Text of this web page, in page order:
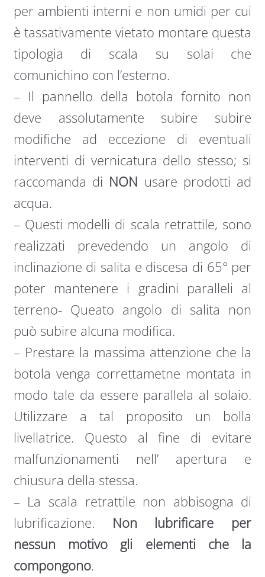
per ambienti interni e non umidi per cui
è tassativamente vietato montare questa
tipologia di scala su solai che
comunichino con l’esterno.
– Il pannello della botola fornito non
deve assolutamente subire subire
modifiche ad eccezione di eventuali
interventi di vernicatura dello stesso; si
raccomanda di NON usare prodotti ad
acqua.
– Questi modelli di scala retrattile, sono
realizzati prevedendo un angolo di
inclinazione di salita e discesa di 65° per
poter mantenere i gradini paralleli al
terreno- Queato angolo di salita non
può subire alcuna modifica.
– Prestare la massima attenzione che la
botola venga correttametne montata in
modo tale da essere parallela al solaio.
Utilizzare a tal proposito un bolla
livellatrice. Questo al fine di evitare
malfunzionamenti nell’ apertura e
chiusura della stessa.
– La scala retrattile non abbisogna di
lubrificazione. Non lubrificare per
nessun motivo gli elementi che la
compongono.